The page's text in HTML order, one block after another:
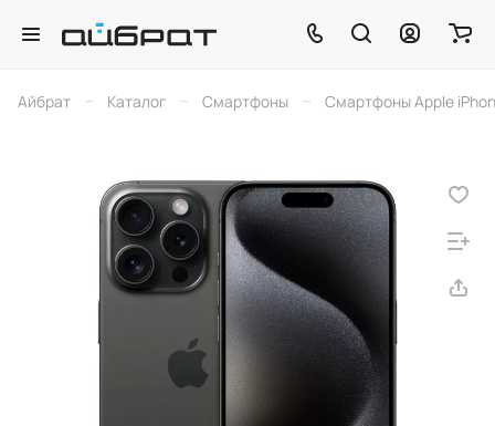
Айбрат – Каталог – Смартфоны – Смартфоны Apple